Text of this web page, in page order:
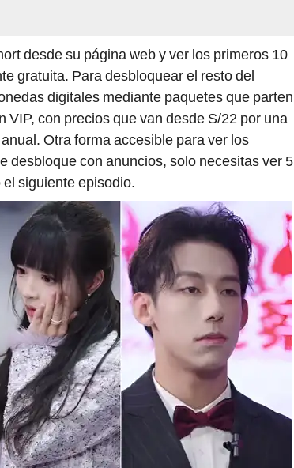
desde su página web y ver los primeros 10
gratuita. Para desbloquear el resto del
digitales mediante paquetes que parten
VIP, con precios que van desde S/22 por una
Otra forma accesible para ver los
desbloque con anuncios, solo necesitas ver 5
siguiente episodio.